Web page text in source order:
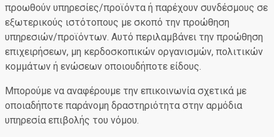
προωθούν υπηρεσίες/προϊόντα ή παρέχουν συνδέσμους σε
εξωτερικούς ιστότοπους με σκοπό την προώθηση
υπηρεσιών/προϊόντων. Αυτό περιλαμβάνει την προώθηση
επιχειρήσεων, μη κερδοσκοπικών οργανισμών, πολιτικών
κομμάτων ή ενώσεων οποιουδήποτε είδους.
Μπορούμε να αναφέρουμε την επικοινωνία σχετικά με
οποιαδήποτε παράνομη δραστηριότητα στην αρμόδια
υπηρεσία επιβολής του νόμου.